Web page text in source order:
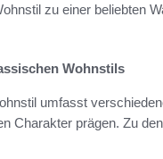
zu einer beliebten
Wohnstils
umfasst
Charakter prägen. Zu